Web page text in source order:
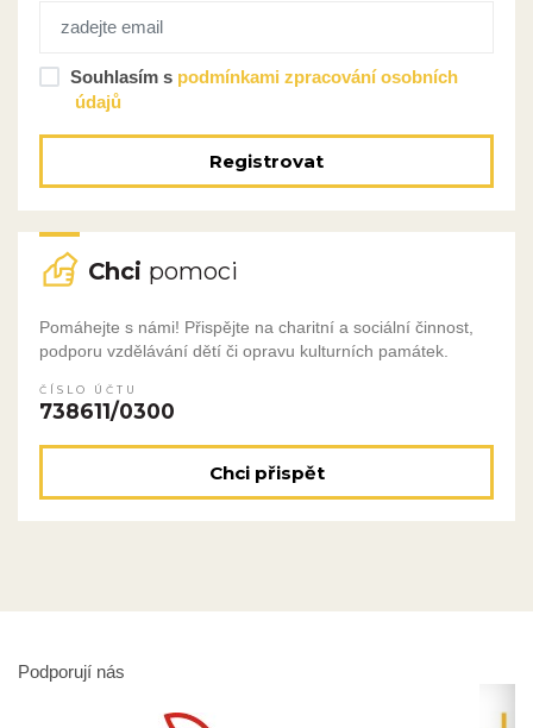
Souhlasím s podmínkami zpracování osobních
údajů
Registrovat
Chci pomoci
Pomáhejte s námi! Přispějte na charitní a sociální činnost,
podporu vzdělávání dětí či opravu kulturních památek.
ČÍSLO ÚČTU
738611/0300
Chci přispět
Podporují nás